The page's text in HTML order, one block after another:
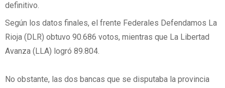
definitivo.
Según los datos finales, el frente Federales Defendamos La
Rioja (DLR) obtuvo 90.686 votos, mientras que La Libertad
Avanza (LLA) logró 89.804.
No obstante, las dos bancas que se disputaba la provincia